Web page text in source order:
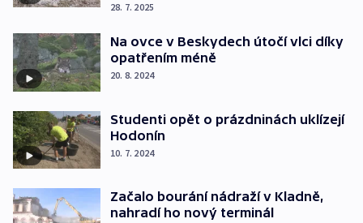
28. 7. 2025
Na ovce v Beskydech útočí vlci díky
opatřením méně
20. 8. 2024
Studenti opět o prázdninách uklízejí
Hodonín
10. 7. 2024
Začalo bourání nádraží v Kladně,
nahradí ho nový terminál